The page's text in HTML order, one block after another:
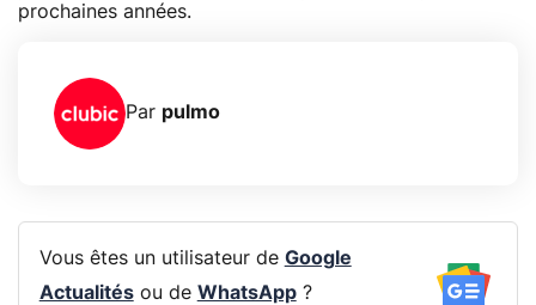
prochaines années.
Par pulmo
Vous êtes un utilisateur de Google
Actualitésou de WhatsApp?